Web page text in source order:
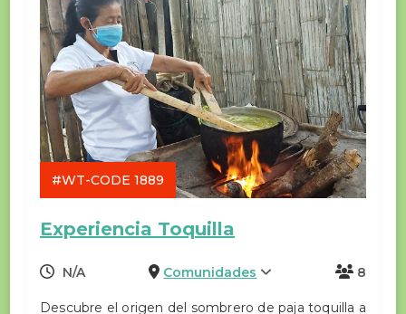
#WT-CODE 1889
Experiencia Toquilla
N/A Comunidades 8
Descubre el origen del sombrero de paja toquilla a